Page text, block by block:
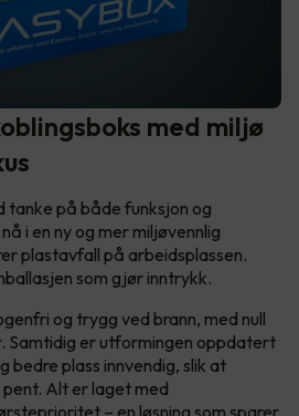
med miljø
tanke på både funksjon og
i en ny og mer miljøvennlig
plastavfall på arbeidsplassen.
som gjør inntrykk.
og trygg ved brann, med null
Samtidig er utformingen oppdatert
bedre plass innvendig, slik at
Alt er laget med